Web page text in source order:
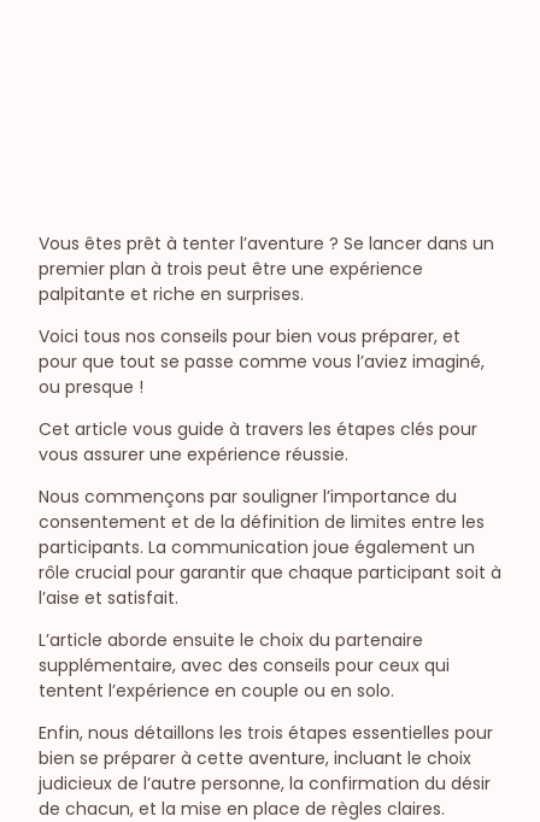
Le sexe dans la société
Féminisme
Vous êtes prêt à tenter l’aventure ? Se lancer dans un
premier plan à trois peut être une expérience
palpitante et riche en surprises.
Voici tous nos conseils pour bien vous préparer, et
pour que tout se passe comme vous l’aviez imaginé,
ou presque !
Cet article vous guide à travers les étapes clés pour
vous assurer une expérience réussie.
Nous commençons par souligner l’importance du
consentement et de la définition de limites entre les
participants. La communication joue également un
rôle crucial pour garantir que chaque participant soit à
l’aise et satisfait.
L’article aborde ensuite le choix du partenaire
supplémentaire, avec des conseils pour ceux qui
tentent l’expérience en couple ou en solo.
Enfin, nous détaillons les trois étapes essentielles pour
bien se préparer à cette aventure, incluant le choix
judicieux de l’autre personne, la confirmation du désir
de chacun, et la mise en place de règles claires.